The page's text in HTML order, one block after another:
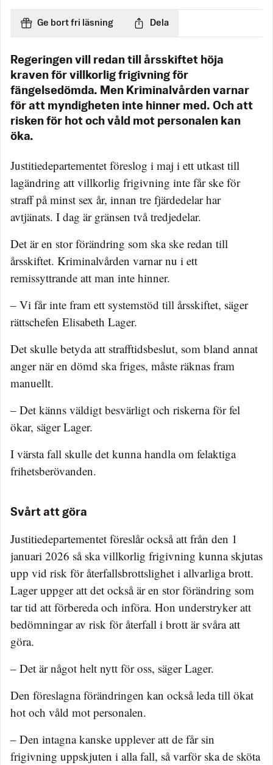
Ge bort fri läsning Dela
Regeringen vill redan till årsskiftet höja
kraven för villkorlig frigivning för
fängelsedömda. Men Kriminalvården varnar
för att myndigheten inte hinner med. Och att
risken för hot och våld mot personalen kan
öka.
Justitiedepartementet föreslog i maj i ett utkast till
lagändring att villkorlig frigivning inte får ske för
straff på minst sex år, innan tre fjärdedelar har
avtjänats. I dag är gränsen två tredjedelar.
Det är en stor förändring som ska ske redan till
årsskiftet. Kriminalvården varnar nu i ett
remissyttrande att man inte hinner.
– Vi får inte fram ett systemstöd till årsskiftet, säger
rättschefen Elisabeth Lager.
Det skulle betyda att strafftidsbeslut, som bland annat
anger när en dömd ska friges, måste räknas fram
manuellt.
– Det känns väldigt besvärligt och riskerna för fel
ökar, säger Lager.
I värsta fall skulle det kunna handla om felaktiga
frihetsberövanden.
Svårt att göra
Justitiedepartementet föreslår också att från den 1
januari 2026 så ska villkorlig frigivning kunna skjutas
upp vid risk för återfallsbrottslighet i allvarliga brott.
Lager uppger att det också är en stor förändring som
tar tid att förbereda och införa. Hon understryker att
bedömningar av risk för återfall i brott är svåra att
göra.
– Det är något helt nytt för oss, säger Lager.
Den föreslagna förändringen kan också leda till ökat
hot och våld mot personalen.
– Den intagna kanske upplever att de får sin
frigivning uppskjuten i alla fall, så varför ska de sköta